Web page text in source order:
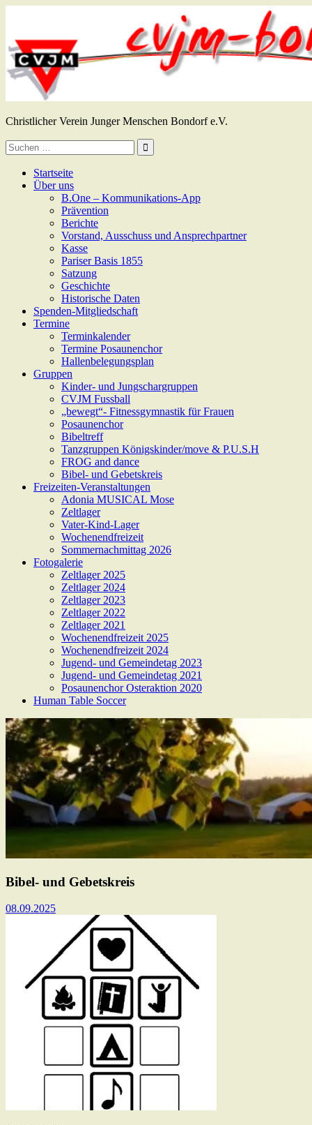
CVJM Bondorf e.V.
Christlicher Verein Junger Menschen Bondorf e.V.
Suche
nach:
Startseite
Über uns
B.One – Kommunikations-App
Prävention
Berichte
Vorstand, Ausschuss und Ansprechpartner
Kasse
Pariser Basis 1855
Satzung
Geschichte
Historische Daten
Spenden-Mitgliedschaft
Termine
Terminkalender
Termine Posaunenchor
Hallenbelegungsplan
Gruppen
Kinder- und Jungschargruppen
CVJM Fussball
„bewegt“- Fitnessgymnastik für Frauen
Posaunenchor
Bibeltreff
Tanzgruppen Königskinder/move & P.U.S.H
FROG and dance
Bibel- und Gebetskreis
Freizeiten-Veranstaltungen
Adonia MUSICAL Mose
Zeltlager
Vater-Kind-Lager
Wochenendfreizeit
Sommernachmittag 2026
Fotogalerie
Zeltlager 2025
Zeltlager 2024
Zeltlager 2023
Zeltlager 2022
Zeltlager 2021
Wochenendfreizeit 2025
Wochenendfreizeit 2024
Jugend- und Gemeindetag 2023
Jugend- und Gemeindetag 2021
Posaunenchor Osteraktion 2020
Human Table Soccer
Bibel- und Gebetskreis
08.09.2025